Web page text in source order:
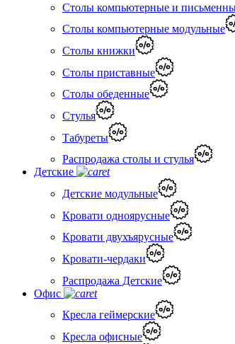
Столы компьютерные и
Столы компьютерные модульные
Столы книжки
Столы приставные
Столы обеденные
Стулья
Табуреты
Распродажа столы и стулья
Детские
Детские модульные
Кровати одноярусные
Кровати двухъярусные
Кровати-чердаки
Распродажа Детские
Офис
Кресла геймерские
Кресла офисные